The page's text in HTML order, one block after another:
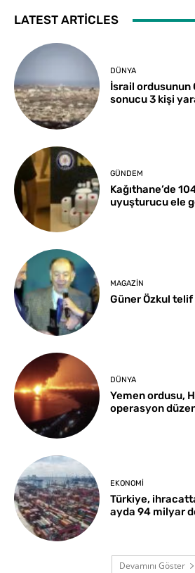
LATEST ARTICLES
DÜNYA
İsrail ordusunun
sonucu 3 kişi
GÜNDEM
Kağıthane’de
uyuşturucu ele
MAGAZIN
Güner Özkul telif
DÜNYA
Yemen ordusu,
operasyon
EKONOMI
Türkiye,
ayda 94 milyar
Devamını Göster